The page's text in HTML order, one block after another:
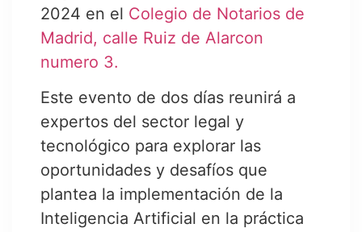
2024 en el Colegio de Notarios de
Madrid, calle Ruiz de Alarcon
numero 3.
Este evento de dos días reunirá a
expertos del sector legal y
tecnológico para explorar las
oportunidades y desafíos que
plantea la implementación de la
Inteligencia Artificial en la práctica